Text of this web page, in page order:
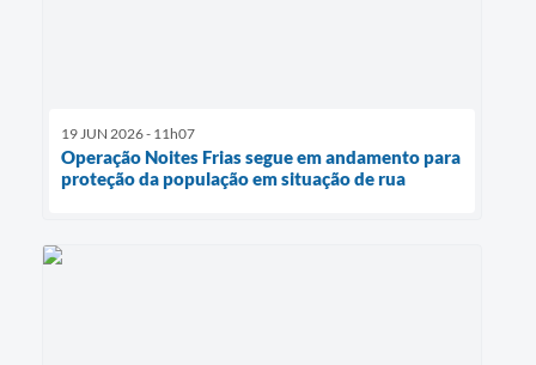
19 JUN 2026 - 11h07
Operação Noites Frias segue em andamento para
proteção da população em situação de rua